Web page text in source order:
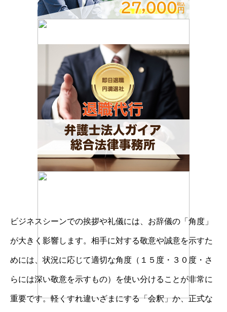
ビジネスシーンでの挨拶や礼儀には、お辞儀の「角度」
が大きく影響します。相手に対する敬意や誠意を示すた
めには、状況に応じて適切な角度（１５度・３０度・さ
らには深い敬意を示すもの）を使い分けることが非常に
重要です。軽くすれ違いざまにする「会釈」か、正式な